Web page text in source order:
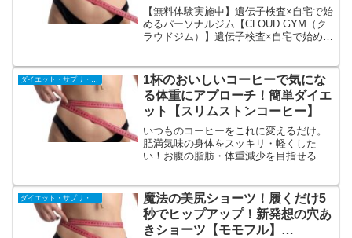
ム）】
【無料体験実施中】遺伝子検査×自宅で始
めるパーソナルジム【CLOUD GYM（ク
ラウドジム）】遺伝子検査×自宅で始める
あなたが太りやすい原因を知って自分に
合ったトレーニングを。
ダイエット・サプリ・飲料
1杯のおいしいコーヒーで気にな
る体重にアプローチ！簡単ダイエ
ット【スリムストンコーヒー】
いつものコーヒーをこれに変えるだけ。
肥満気味の身体をスッキリ・軽くした
い！お腹の脂肪・体重減少を目指せるコ
ンコーヒー。ダイエットサポート。忙し
い方でも続けやすい1日1杯習慣。
ダイエット・サプリ・飲料
魔法の美尻ショーツ！履くだけ5
秒でヒップアップ！新発想の穴あ
きショーツ【モモフル】